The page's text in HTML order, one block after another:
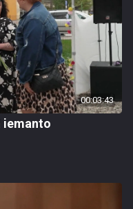
00:03:43
iemanto